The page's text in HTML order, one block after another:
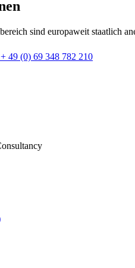
sind europaweit staatlich
+ 49 (0) 69 348 782 210